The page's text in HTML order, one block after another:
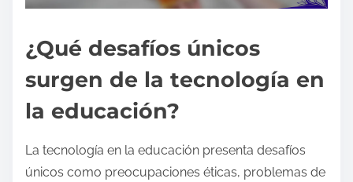
¿Qué desafíos únicos
surgen de la tecnología en
la educación?
La tecnología en la educación presenta desafíos
únicos como preocupaciones éticas, problemas de